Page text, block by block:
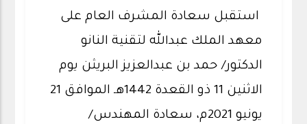
استقبل سعادة المشرف العام على
معهد الملك عبدالله لتقنية النانو
الدكتور/ حمد بن عبدالعزيز البريثن يوم
الاثنين 11 ذو القعدة 1442هـ الموافق 21
يونيو 2021م، سعادة المهندس/